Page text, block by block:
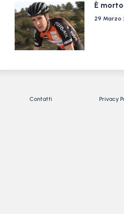
È
29 Marzo
Contatti Privacy